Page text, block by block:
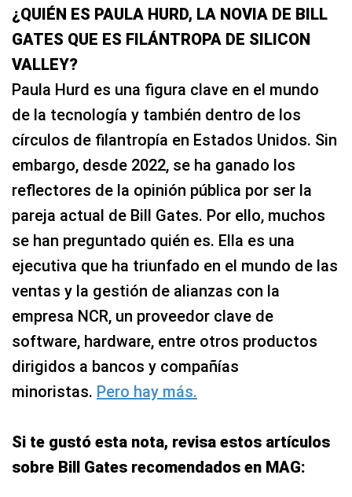
¿QUIÉN ES PAULA HURD, LA NOVIA DE BILL
GATES QUE ES FILÁNTROPA DE SILICON
VALLEY?
Paula Hurd es una figura clave en el mundo
de la tecnología y también dentro de los
círculos de filantropía en Estados Unidos. Sin
embargo, desde 2022, se ha ganado los
reflectores de la opinión pública por ser la
pareja actual de Bill Gates. Por ello, muchos
se han preguntado quién es. Ella es una
ejecutiva que ha triunfado en el mundo de las
ventas y la gestión de alianzas con la
empresa NCR, un proveedor clave de
software, hardware, entre otros productos
dirigidos a bancos y compañías
minoristas. Pero hay más.
Si te gustó esta nota, revisa estos artículos
sobre Bill Gates recomendados en MAG: